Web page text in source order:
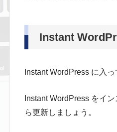
Instant
Instant WordPress に入っ
nstant WordPress をイ
ら更新しましょう。